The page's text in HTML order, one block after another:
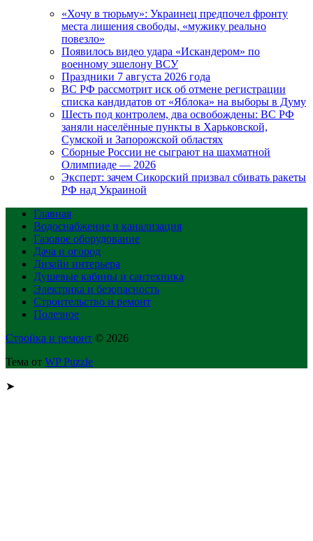
«Хочу в тюрьму»: Украинец предпочел фронту
места лишения свободы, «мужику реально
повезло»
Появилось видео удара «Искандером» по
военному эшелону ВСУ
Праздники 7 августа 2026 года
ВС РФ рассмотрит иск об отмене регистрации
списка кандидатов от «Яблока» на выборы в Думу
Шесть под контролем, два освобождены: ВС РФ
заняли населённые пункты в Харьковской,
Сумской и Запорожской областях
Сборные России не сыграют на шахматной
Олимпиаде — 2026
Эксперт: зачем Сикорский призвал сбивать ракеты
РФ над Украиной
Главная
Водоснабжение и канализация
Газовое оборудование
Дача и огород
Дизайн интерьера
Душевые кабины и сантехника
Электрика и безопасность
Строительство и ремонт
Полезное
Стройка и ремонт © 2026
Тема от WP Puzzle
➤